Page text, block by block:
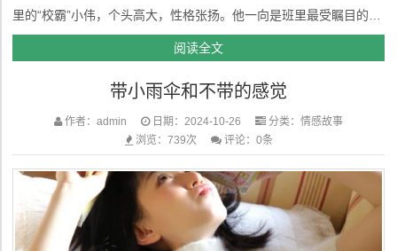
里的“校霸”小伟，个头高大，性格张扬。他一向是班里最受瞩目的男
孩，不仅因为他的外貌，还有那种令人畏惧的气场。我们班的同学对
他既佩服又忌惮，毕竟他在学校里有着不少威望。虽然我与他并没有
太多交集，但此时他...
阅读全文
带小雨伞和不带的感觉
作者：admin 日期：2024-10-26 分类： 情感故事
浏览：739次
评论：0条